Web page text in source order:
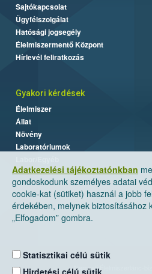
Adatkezelési tájékoztatónkban
gondoskodunk személyes adatai
cookie-kat (sütiket) használ a jobb
érdekében, melynek biztosításához
„Elfogadom” gombra.
Statisztikai célú sütik
Hirdetési célú sütik
Sajtókapcsolat
Ügyfélszolgálat
Hatósági jogsegély
Élelmiszermentő Központ
Hírlevél feliratkozás
Gyakori kérdések
Élelmiszer
Állat
Növény
Laboratóriumok
Nemzeti Élelmiszerlánc-